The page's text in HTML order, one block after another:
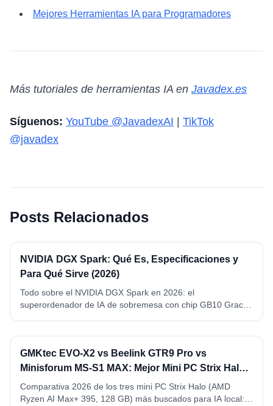
Mejores Herramientas IA para Programadores
Más tutoriales de herramientas IA en Javadex.es
Síguenos: YouTube @JavadexAI
TikTok
@javadex
Posts Relacionados
NVIDIA DGX Spark: Qué Es, Especificaciones y
Para Qué Sirve (2026)
Todo sobre el NVIDIA DGX Spark en 2026: el
superordenador de IA de sobremesa con chip GB10 Grace
GMKtec EVO-X2 vs Beelink GTR9 Pro vs
Minisforum MS-S1 MAX: Mejor Mini PC Strix Halo
para IA Local (2026)
Comparativa 2026 de los tres mini PC Strix Halo (AMD
Ryzen AI Max+ 395, 128 GB) más buscados para IA local: